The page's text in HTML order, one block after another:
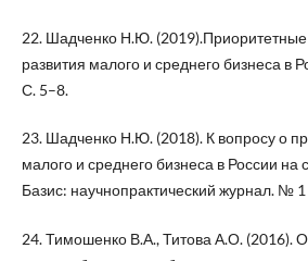
22. Шадченко Н.Ю.
развития малого и среднего бизнеса в
С. 5–8.
23. Шадченко Н.Ю. (2018). К вопросу о
малого и среднего бизнеса в России
Базис: научнопрактический журнал. №
24. Тимошенко В.А., Титова А.О. (2016).